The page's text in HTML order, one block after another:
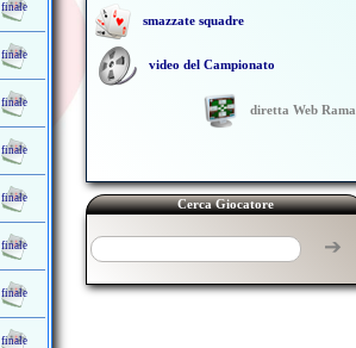
finale
finale
finale
finale
finale
finale
finale
finale
smazzate squadre
video del Campionato
diretta Web Rama
Cerca Giocatore
➔